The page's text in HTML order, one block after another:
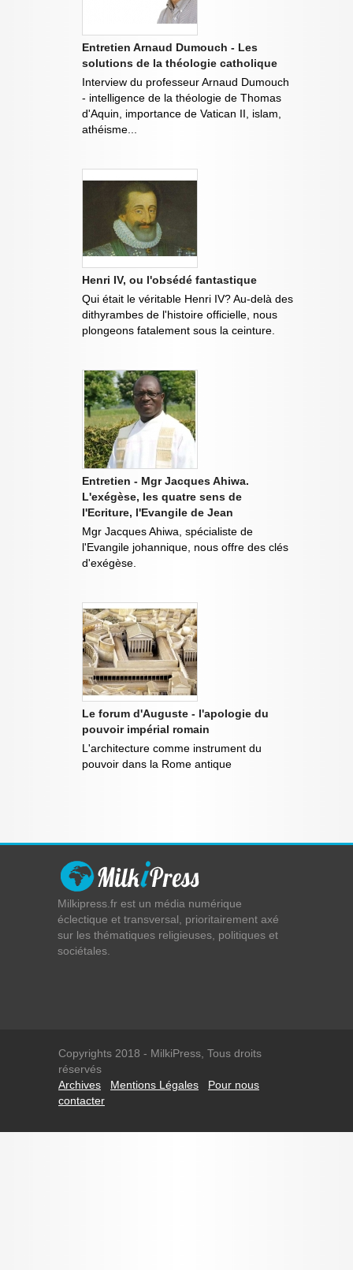
Entretien Arnaud Dumouch - Les
solutions de la théologie catholique
Interview du professeur Arnaud Dumouch
- intelligence de la théologie de Thomas
d'Aquin, importance de Vatican II, islam,
athéisme...
Henri IV, ou l'obsédé fantastique
Qui était le véritable Henri IV? Au-delà des
dithyrambes de l'histoire officielle, nous
plongeons fatalement sous la ceinture.
Entretien - Mgr Jacques Ahiwa.
L'exégèse, les quatre sens de
l'Ecriture, l'Evangile de Jean
Mgr Jacques Ahiwa, spécialiste de
l'Evangile johannique, nous offre des clés
d'exégèse.
Le forum d'Auguste - l'apologie du
pouvoir impérial romain
L'architecture comme instrument du
pouvoir dans la Rome antique
Milkipress.fr est un média numérique
éclectique et transversal, prioritairement axé
sur les thématiques religieuses, politiques et
sociétales.
Copyrights 2018 - MilkiPress, Tous droits
réservés
Archives
Mentions Légales
Pour nous
contacter